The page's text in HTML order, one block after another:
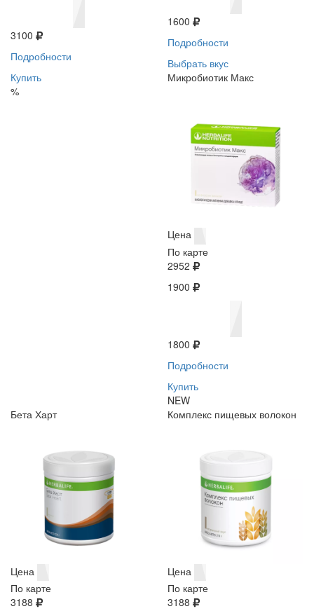
3100
Подробности
Купить
%
1600
Подробности
Выбрать вкус
Микробиотик Макс
Цена
По карте
2952
1900
1800
Подробности
Купить
NEW
Бета Харт
Цена
По карте
3188
Комплекс пищевых волокон
Цена
По карте
3188